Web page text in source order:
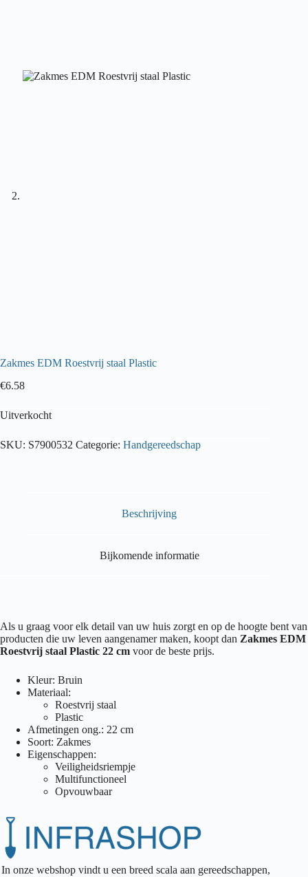
Zakmes EDM Roestvrij staal Plastic
€6.58
Uitverkocht
SKU: S7900532 Categorie: Handgereedschap
Beschrijving
Bijkomende informatie
Als u graag voor elk detail van uw huis zorgt en op de hoogte bent van
producten die uw leven aangenamer maken, koopt dan Zakmes EDM
Roestvrij staal Plastic 22 cm voor de beste prijs.
Kleur: Bruin
Materiaal:
Roestvrij staal
Plastic
Afmetingen ong.: 22 cm
Soort: Zakmes
Eigenschappen:
Veiligheidsriempje
Multifunctioneel
Opvouwbaar
In onze webshop vindt u een breed scala aan gereedschappen,